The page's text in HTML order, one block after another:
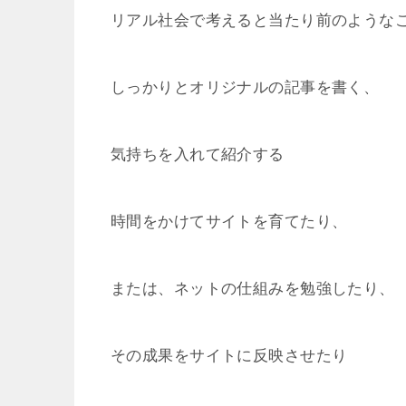
リアル社会で考えると当たり前のような
しっかりとオリジナルの記事を書く、
気持ちを入れて紹介する
時間をかけてサイトを育てたり、
または、ネットの仕組みを勉強したり、
その成果をサイトに反映させたり